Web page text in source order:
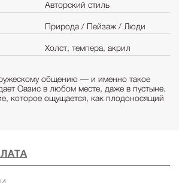
Авторский стиль
Природа / Пейзаж / Люди
Холст, темпера, акрил
общению — и именно такое
Оазис в любом месте, даже в пустыне.
которое ощущается, как плодоносящий